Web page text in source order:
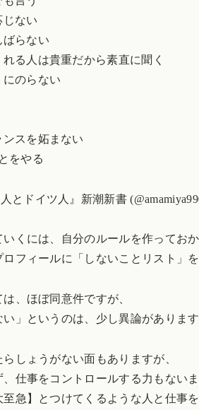
じない
ばらない
る人は貴重だから素直に聞く
のらない
スを妬まない
をやる
とドイツ人』新潮新書
くには、自分のルールを作ってお
フィールに「しないことリスト」を
、ほぼ同意件ですが、
い」というのは、少し異論があります
しょうがない面もありますが、
仕事をコントロールする力もないま
急】とつけてくるような人と仕事を